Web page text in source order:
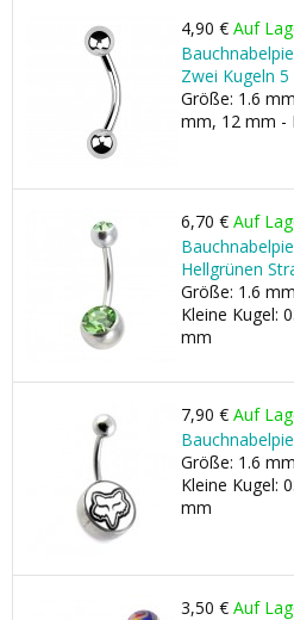
4,90 € Auf
Zwei Kugeln
Größe: 1.6
mm, 12 mm -
6,70 € Auf
Hellgrünen
Größe: 1.6
Kleine Kugel:
mm
7,90 € Auf
Größe: 1.6
Kleine Kugel:
mm
3,50 € Auf